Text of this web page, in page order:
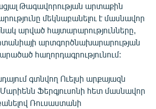
Թագավորության արտաքին
մեկնաբանելու է մասնավոր
արված հայտարարությունները,
արտգործնախարարության
հաղորդագրությունում:
գտնվող Ուելսի արքայազն
Ֆերգյուսոնի հետ մասնավոր
Ռուսաստանի